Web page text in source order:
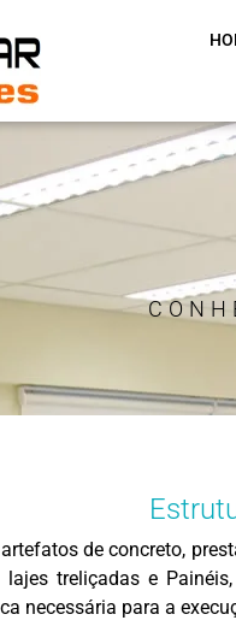
de concreto,
lajes treliçadas e
necessária para a